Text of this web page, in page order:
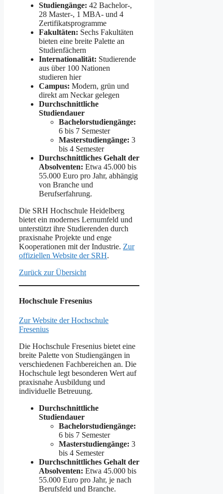
Studiengänge: 42 Bachelor-,
28 Master-, 1 MBA- und 4
Zertifikatsprogramme
Fakultäten: Sechs Fakultäten
bieten eine breite Palette an
Studienfächern
Internationalität: Studierende
aus über 100 Nationen
studieren hier
Campus: Modern, grün und
direkt am Neckar gelegen
Durchschnittliche
Studiendauer
Bachelorstudiengänge:
6 bis 7 Semester
Masterstudiengänge: 3
bis 4 Semester
Durchschnittliches Gehalt der
Absolventen: Etwa 45.000 bis
55.000 Euro pro Jahr, abhängig
von Branche und
Berufserfahrung.
Die SRH Hochschule Heidelberg
bietet ein modernes Lernumfeld und
unterstützt ihre Studierenden durch
praxisnahe Projekte und enge
Kooperationen mit der Industrie. Zur
offiziellen Website der SRH.
Zurück zur Übersicht
Hochschule Fresenius
Zur Website der Hochschule
Fresenius
Die Hochschule Fresenius bietet eine
breite Palette von Studiengängen in
verschiedenen Fachbereichen an. Die
Hochschule legt besonderen Wert auf
praxisnahe Ausbildung und
individuelle Betreuung.
Durchschnittliche
Studiendauer
Bachelorstudiengänge:
6 bis 7 Semester
Masterstudiengänge: 3
bis 4 Semester
Durchschnittliches Gehalt der
Absolventen: Etwa 45.000 bis
55.000 Euro pro Jahr, je nach
Berufsfeld und Branche.